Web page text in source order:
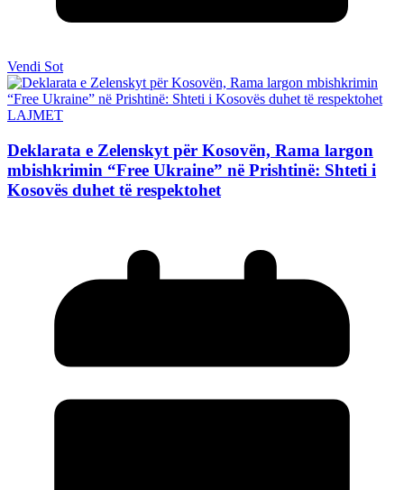
Vendi Sot
LAJMET
Deklarata e Zelenskyt për Kosovën, Rama largon
mbishkrimin “Free Ukraine” në Prishtinë: Shteti i
Kosovës duhet të respektohet